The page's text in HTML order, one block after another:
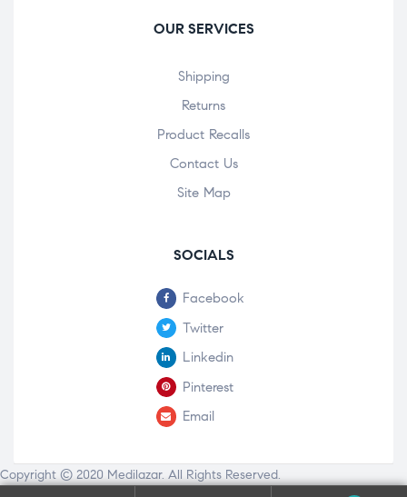
OUR SERVICES
Shipping
Returns
Product Recalls
Contact Us
Site Map
SOCIALS
Facebook
Twitter
Linkedin
Pinterest
Email
Copyright © 2020 Medilazar. All Rights Reserved.